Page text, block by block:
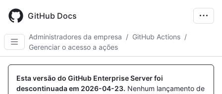
main
content
GitHub Docs
Administradores da empresa / GitHub Actions /
Gerenciar o acesso a ações
Esta versão do GitHub Enterprise Server foi
descontinuada em 2026-04-23. Nenhum lançamento de